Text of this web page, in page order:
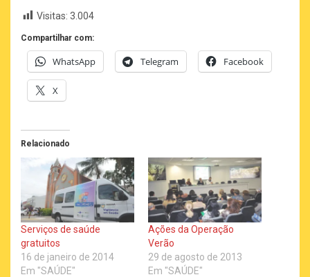
Visitas: 3.004
Compartilhar com:
WhatsApp Telegram Facebook
X
Relacionado
Serviços de saúde
gratuitos
16 de janeiro de 2014
Em "SAÚDE"
Ações da Operação
Verão
29 de agosto de 2013
Em "SAÚDE"